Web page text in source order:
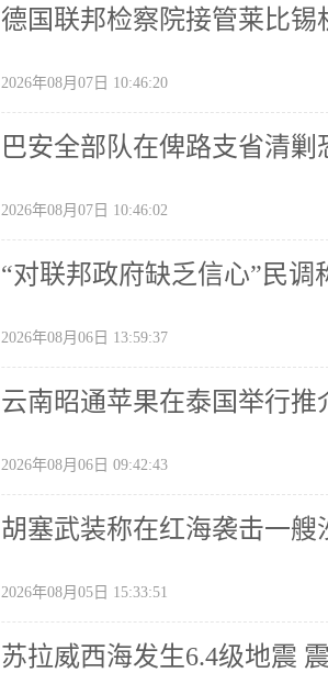
德国联邦检察院接管莱比
2026年08月07日 10:46:20
巴安全部队在俾路支省清
2026年08月07日 10:46:02
“对联邦政府缺乏信心”民
2026年08月06日 13:59:37
云南昭通苹果在泰国举行推
2026年08月06日 09:42:43
胡塞武装称在红海袭击一艘
2026年08月05日 15:33:51
苏拉威西海发生6.4级地震